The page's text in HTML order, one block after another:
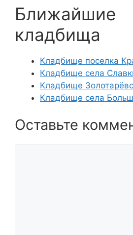
Ближайшие
кладбища
Кладбище поселка
Кладбище села
Кладбище
Кладбище села
Оставьте